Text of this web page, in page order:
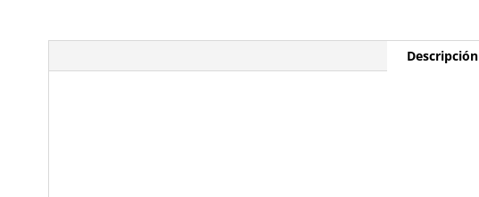
Descripción